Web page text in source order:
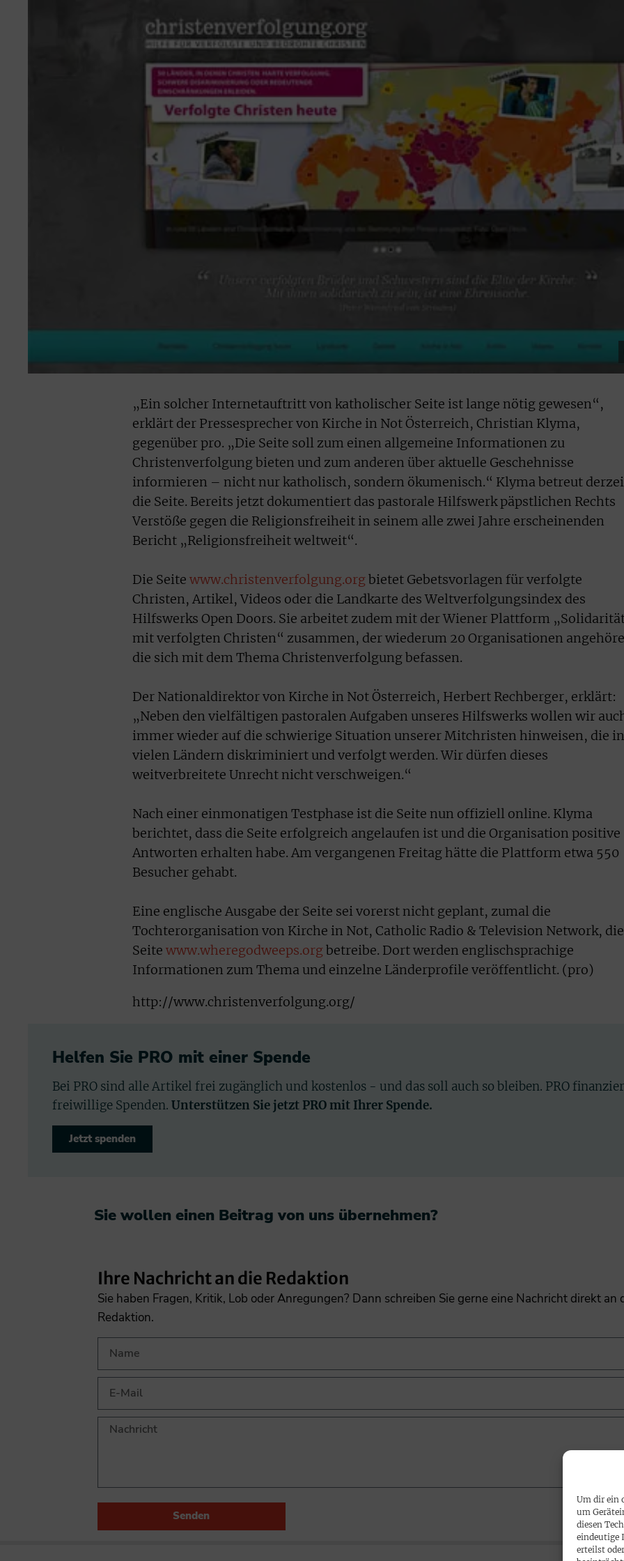
Um dir ein
um
diesen
eindeutige
erteilst
„Ein solcher Internetauftritt von katholischer Seite ist lange nötig gewesen“,
erklärt der Pressesprecher von Kirche in Not Österreich, Christian Klyma,
gegenüber pro. „Die Seite soll zum einen allgemeine Informationen zu
Christenverfolgung bieten und zum anderen über aktuelle Geschehnisse
informieren – nicht nur katholisch, sondern ökumenisch.“ Klyma betreut
die Seite. Bereits jetzt dokumentiert das pastorale Hilfswerk päpstlichen Rechts
Verstöße gegen die Religionsfreiheit in seinem alle zwei Jahre erscheinenden
Bericht „Religionsfreiheit weltweit“.
Die Seite www.christenverfolgung.orgbietet Gebetsvorlagen für verfolgte
Christen, Artikel, Videos oder die Landkarte des Weltverfolgungsindex des
Hilfswerks Open Doors. Sie arbeitet zudem mit der Wiener Plattform
mit verfolgten Christen“ zusammen, der wiederum 20 Organisationen
die sich mit dem Thema Christenverfolgung befassen.
Der Nationaldirektor von Kirche in Not Österreich, Herbert Rechberger, erklärt:
„Neben den vielfältigen pastoralen Aufgaben unseres Hilfswerks wollen wir
immer wieder auf die schwierige Situation unserer Mitchristen hinweisen, die in
vielen Ländern diskriminiert und verfolgt werden. Wir dürfen dieses
weitverbreitete Unrecht nicht verschweigen.“
Nach einer einmonatigen Testphase ist die Seite nun offiziell online. Klyma
berichtet, dass die Seite erfolgreich angelaufen ist und die Organisation positive
Antworten erhalten habe. Am vergangenen Freitag hätte die Plattform etwa 550
Besucher gehabt.
Eine englische Ausgabe der Seite sei vorerst nicht geplant, zumal die
Tochterorganisation von Kirche in Not, Catholic Radio & Television Network, die
Seite www.wheregodweeps.orgbetreibe. Dort werden englischsprachige
Informationen zum Thema und einzelne Länderprofile veröffentlicht. (pro)
http://www.christenverfolgung.org/
Helfen Sie PRO mit einer Spende
Bei PRO sind alle Artikel frei zugänglich und kostenlos - und das soll auch so bleiben. PRO
freiwillige Spenden. Unterstützen Sie jetzt PRO mit Ihrer Spende.
Jetzt spenden
Sie wollen einen Beitrag von uns übernehmen?​
Ihre Nachricht an die Redaktion
Sie haben Fragen, Kritik, Lob oder Anregungen? Dann schreiben Sie gerne eine Nachricht direkt an
Redaktion.
Senden